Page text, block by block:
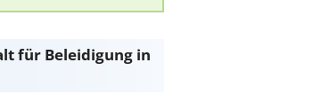
für Beleidigung in